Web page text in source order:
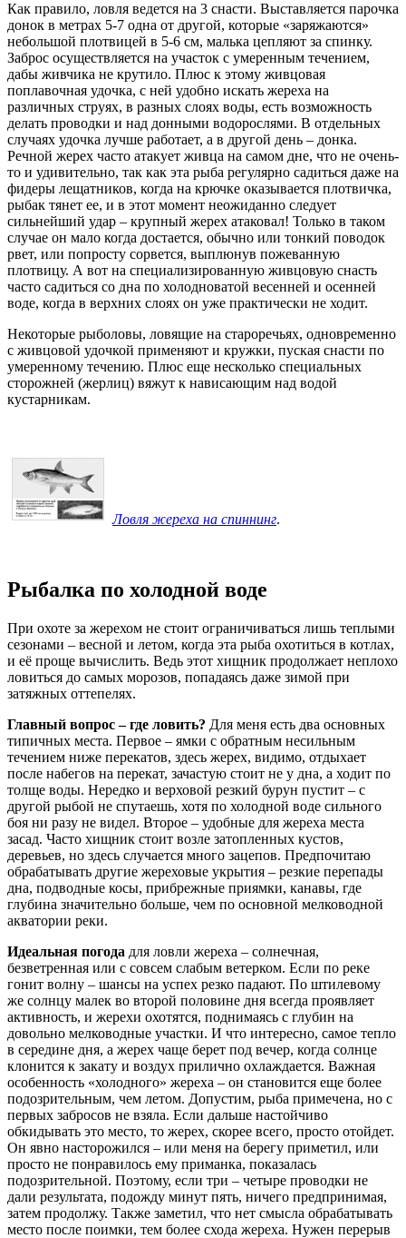
Как правило, ловля ведется на 3 снасти. Выставляется парочка
донок в метрах 5-7 одна от другой, которые «заряжаются»
небольшой плотвицей в 5-6 см, малька цепляют за спинку.
Заброс осуществляется на участок с умеренным течением,
дабы живчика не крутило. Плюс к этому живцовая
поплавочная удочка, с ней удобно искать жереха на
различных струях, в разных слоях воды, есть возможность
делать проводки и над донными водорослями. В отдельных
случаях удочка лучше работает, а в другой день – донка.
Речной жерех часто атакует живца на самом дне, что не очень-
то и удивительно, так как эта рыба регулярно садиться даже на
фидеры лещатников, когда на крючке оказывается плотвичка,
рыбак тянет ее, и в этот момент неожиданно следует
сильнейший удар – крупный жерех атаковал! Только в таком
случае он мало когда достается, обычно или тонкий поводок
рвет, или попросту сорвется, выплюнув пожеванную
плотвицу. А вот на специализированную живцовую снасть
часто садиться со дна по холодноватой весенней и осенней
воде, когда в верхних слоях он уже практически не ходит.
Некоторые рыболовы, ловящие на староречьях, одновременно
с живцовой удочкой применяют и кружки, пуская снасти по
умеренному течению. Плюс еще несколько специальных
сторожней (жерлиц) вяжут к нависающим над водой
кустарникам.
Ловля жереха на спиннинг.
Рыбалка по холодной воде
При охоте за жерехом не стоит ограничиваться лишь теплыми
сезонами – весной и летом, когда эта рыба охотиться в котлах,
и её проще вычислить. Ведь этот хищник продолжает неплохо
ловиться до самых морозов, попадаясь даже зимой при
затяжных оттепелях.
Главный вопрос – где ловить? Для меня есть два основных
типичных места. Первое – ямки с обратным несильным
течением ниже перекатов, здесь жерех, видимо, отдыхает
после набегов на перекат, зачастую стоит не у дна, а ходит по
толще воды. Нередко и верховой резкий бурун пустит – с
другой рыбой не спутаешь, хотя по холодной воде сильного
боя ни разу не видел. Второе – удобные для жереха места
засад. Часто хищник стоит возле затопленных кустов,
деревьев, но здесь случается много зацепов. Предпочитаю
обрабатывать другие жереховые укрытия – резкие перепады
дна, подводные косы, прибрежные приямки, канавы, где
глубина значительно больше, чем по основной мелководной
акватории реки.
Идеальная погода для ловли жереха – солнечная,
безветренная или с совсем слабым ветерком. Если по реке
гонит волну – шансы на успех резко падают. По штилевому
же солнцу малек во второй половине дня всегда проявляет
активность, и жерехи охотятся, поднимаясь с глубин на
довольно мелководные участки. И что интересно, самое тепло
в середине дня, а жерех чаще берет под вечер, когда солнце
клонится к закату и воздух прилично охлаждается. Важная
особенность «холодного» жереха – он становится еще более
подозрительным, чем летом. Допустим, рыба примечена, но с
первых забросов не взяла. Если дальше настойчиво
обкидывать это место, то жерех, скорее всего, просто отойдет.
Он явно насторожился – или меня на берегу приметил, или
просто не понравилось ему приманка, показалась
подозрительной. Поэтому, если три – четыре проводки не
дали результата, подожду минут пять, ничего предпринимая,
затем продолжу. Также заметил, что нет смысла обрабатывать
место после поимки, тем более схода жереха. Нужен перерыв